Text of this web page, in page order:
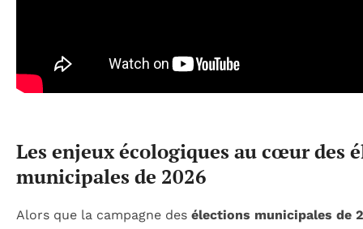
Les enjeux écologiques au cœur des
municipales de 2026
Alors que la campagne des élections municipales de